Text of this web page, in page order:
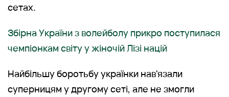
сетах.
Збірна України з волейболу прикро поступилася
чемпіонкам світу у жіночій Лізі націй
Найбільшу боротьбу українки нав'язали
суперницям у другому сеті, але не змогли